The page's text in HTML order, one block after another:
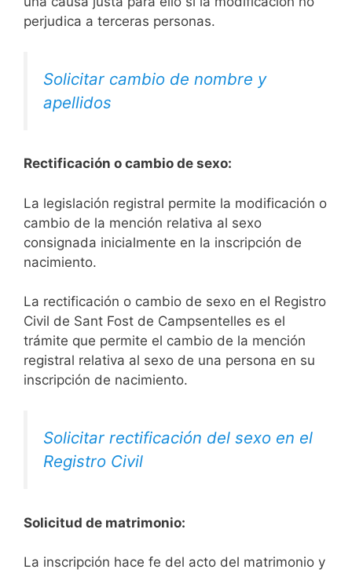
perjudica a terceras personas.
Solicitar cambio de nombre y
apellidos
Rectificación o cambio de sexo:
La legislación registral permite la modificación o
cambio de la mención relativa al sexo
consignada inicialmente en la inscripción de
nacimiento.
La rectificación o cambio de sexo en el Registro
Civil de Sant Fost de Campsentelles es el
trámite que permite el cambio de la mención
registral relativa al sexo de una persona en su
inscripción de nacimiento.
Solicitar rectificación del sexo en el
Registro Civil
Solicitud de matrimonio:
La inscripción hace fe del acto del matrimonio y